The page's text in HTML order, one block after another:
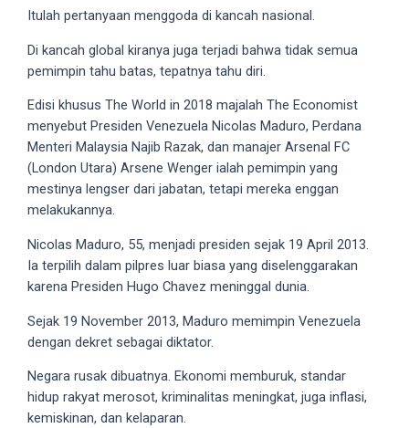
different
formats.
video
you
processed
working
days.
You
Itulah pertanyaan menggoda di kancah nasional.
Di kancah global kiranya juga terjadi bahwa tidak semua
pemimpin tahu batas, tepatnya tahu diri.
Edisi khusus The World in 2018 majalah The Economist
menyebut Presiden Venezuela Nicolas Maduro, Perdana
Menteri Malaysia Najib Razak, dan manajer Arsenal FC
(London Utara) Arsene Wenger ialah pemimpin yang
mestinya lengser dari jabatan, tetapi mereka enggan
melakukannya.
Nicolas Maduro, 55, menjadi presiden sejak 19 April 2013.
Ia terpilih dalam pilpres luar biasa yang diselenggarakan
karena Presiden Hugo Chavez meninggal dunia.
Sejak 19 November 2013, Maduro memimpin Venezuela
dengan dekret sebagai diktator.
Negara rusak dibuatnya. Ekonomi memburuk, standar
hidup rakyat merosot, kriminalitas meningkat, juga inflasi,
kemiskinan, dan kelaparan.